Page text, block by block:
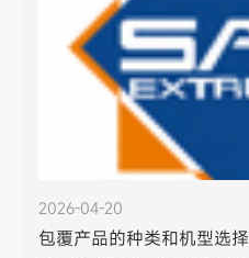
2026-04-20
包覆产品的种类和机型选择